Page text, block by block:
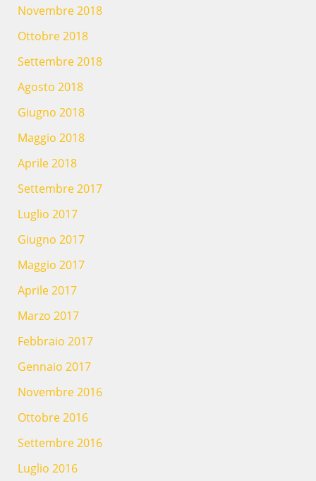
Novembre 2018
Ottobre 2018
Settembre 2018
Agosto 2018
Giugno 2018
Maggio 2018
Aprile 2018
Settembre 2017
Luglio 2017
Giugno 2017
Maggio 2017
Aprile 2017
Marzo 2017
Febbraio 2017
Gennaio 2017
Novembre 2016
Ottobre 2016
Settembre 2016
Luglio 2016